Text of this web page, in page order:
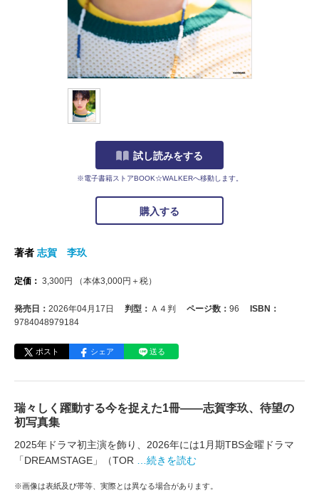
試し読みをする
※電子書籍ストアBOOK☆WALKERへ移動します。
購入する
著者 志賀 李玖
定価： 3,300円 （本体3,000円＋税）
発売日： 2026年04月17日 判型： Ａ４判 ページ数： 96
ISBN：
9784048979184
ポスト シェア 送る
瑞々しく躍動する今を捉えた1冊――志賀李玖、待望の
初写真集
2025年ドラマ初主演を飾り、2026年には1月期TBS金曜ドラマ
「DREAMSTAGE」（TOR
…続きを読む
※画像は表紙及び帯等、実際とは異なる場合があります。